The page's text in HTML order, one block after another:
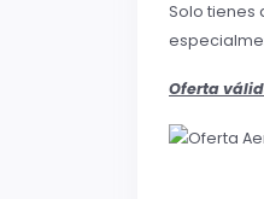
Solo tienes
Oferta